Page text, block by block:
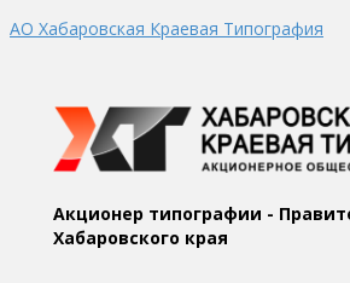
АО Хабаровская Краевая Типография
Акционер типографии -
Хабаровского края